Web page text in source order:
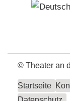
© Theater an
Startseite